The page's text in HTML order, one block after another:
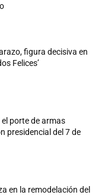
figura decisiva en
Felices’
porte de armas
presidencial del 7 de
en la remodelación del